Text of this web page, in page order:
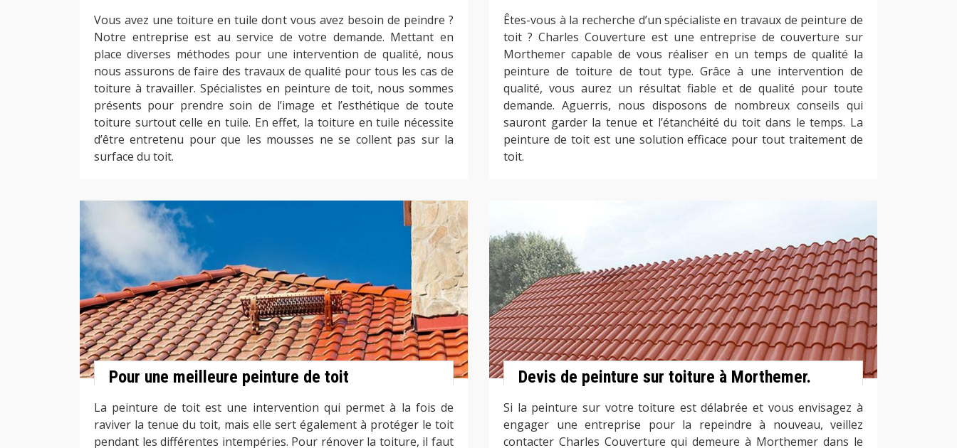
Vous avez une toiture en tuile dont vous avez besoin de peindre ?
Notre entreprise est au service de votre demande. Mettant en
place diverses méthodes pour une intervention de qualité, nous
nous assurons de faire des travaux de qualité pour tous les cas de
toiture à travailler. Spécialistes en peinture de toit, nous sommes
présents pour prendre soin de l’image et l’esthétique de toute
toiture surtout celle en tuile. En effet, la toiture en tuile nécessite
d’être entretenu pour que les mousses ne se collent pas sur la
surface du toit.
Êtes-vous à la recherche d’un spécialiste en travaux de peinture de
toit ? Charles Couverture est une entreprise de couverture sur
Morthemer capable de vous réaliser en un temps de qualité la
peinture de toiture de tout type. Grâce à une intervention de
qualité, vous aurez un résultat fiable et de qualité pour toute
demande. Aguerris, nous disposons de nombreux conseils qui
sauront garder la tenue et l’étanchéité du toit dans le temps. La
peinture de toit est une solution efficace pour tout traitement de
toit.
Pour une meilleure peinture de toit
La peinture de toit est une intervention qui permet à la fois de
raviver la tenue du toit, mais elle sert également à protéger le toit
pendant les différentes intempéries. Pour rénover la toiture, il faut
Devis de peinture sur toiture à Morthemer.
Si la peinture sur votre toiture est délabrée et vous envisagez à
engager une entreprise pour la repeindre à nouveau, veillez
contacter Charles Couverture qui demeure à Morthemer dans le